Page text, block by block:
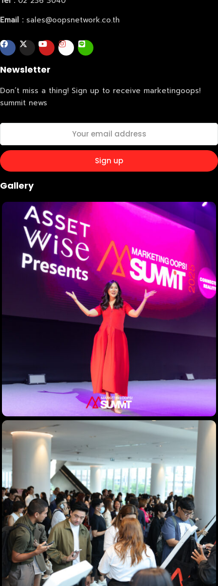
Email : sales@oopsnetwork.co.th
Newsletter
Don’t miss a thing! Sign up to receive marketingoops!
summit news
Gallery
Speakers
About